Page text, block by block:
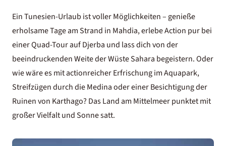
Ein Tunesien-Urlaub ist voller Möglichkeiten – genieße
erholsame Tage am Strand in Mahdia, erlebe Action pur bei
einer Quad-Tour auf Djerba und lass dich von der
beeindruckenden Weite der Wüste Sahara begeistern. Oder
wie wäre es mit actionreicher Erfrischung im Aquapark,
Streifzügen durch die Medina oder einer Besichtigung der
Ruinen von Karthago? Das Land am Mittelmeer punktet mit
großer Vielfalt und Sonne satt.